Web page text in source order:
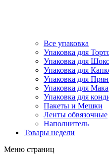
Все упаковка
Упаковка для
Упаковка для
Упаковка для
Упаковка для
Упаковка для
Упаковка для
Пакеты и Мешки
Ленты обвязочные
Наполнитель
Товары недели
Меню страниц